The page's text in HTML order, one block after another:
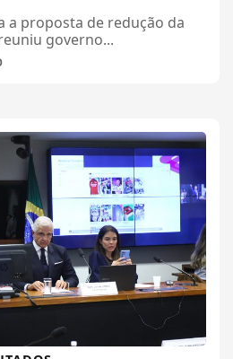
a proposta de redução da
governo...